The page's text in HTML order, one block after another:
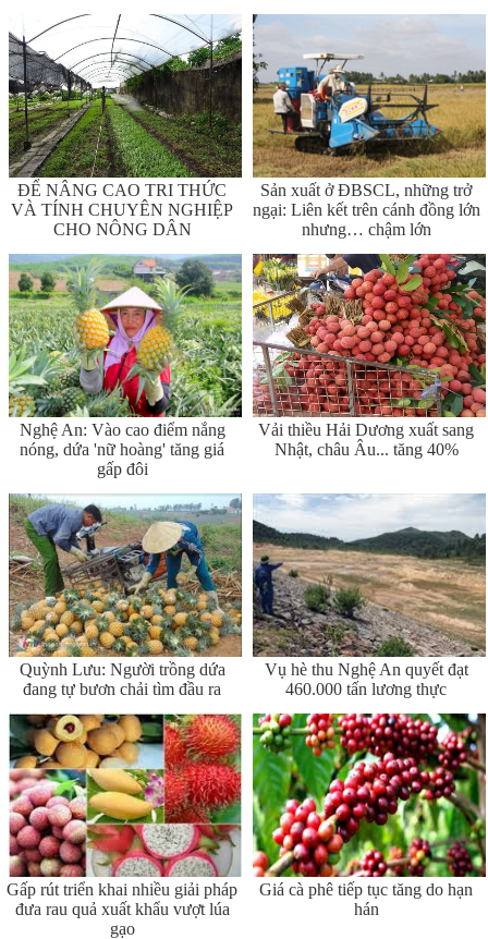
ĐỂ NÂNG CAO TRI THỨC
VÀ TÍNH CHUYÊN NGHIỆP
CHO NÔNG DÂN
Sản xuất ở ĐBSCL, những trở
ngại: Liên kết trên cánh đồng lớn
nhưng… chậm lớn
Nghệ An: Vào cao điểm nắng
nóng, dứa 'nữ hoàng' tăng giá
gấp đôi
Vải thiều Hải Dương xuất sang
Nhật, châu Âu... tăng 40%
Quỳnh Lưu: Người trồng dứa
đang tự bươn chải tìm đầu ra
Vụ hè thu Nghệ An quyết đạt
460.000 tấn lương thực
Gấp rút triển khai nhiều giải pháp
đưa rau quả xuất khẩu vượt lúa
gạo
Giá cà phê tiếp tục tăng do hạn
hán